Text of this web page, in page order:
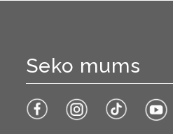
Seko mums